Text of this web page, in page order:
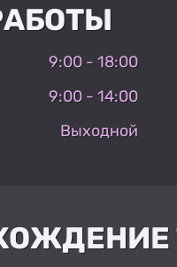
9:00 - 18:00
9:00 - 14:00
Выходной